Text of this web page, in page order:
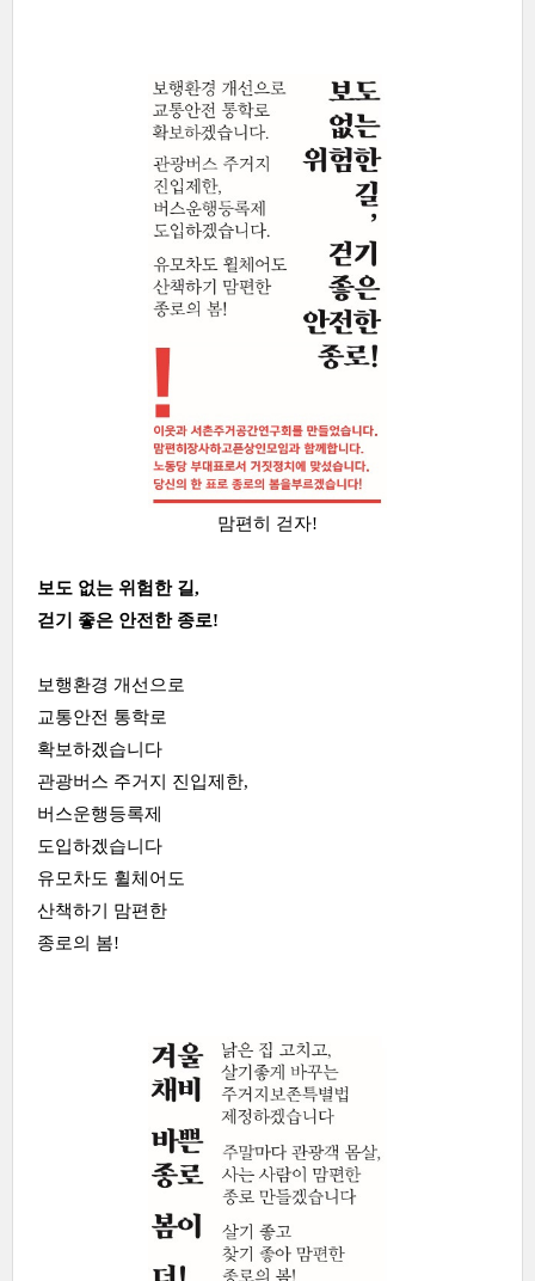
맘편히 걷자!
보도 없는 위험한 길,
걷기 좋은 안전한 종로!
보행환경 개선으로
교통안전 통학로
확보하겠습니다
관광버스 주거지 진입제한,
버스운행등록제
도입하겠습니다
유모차도 휠체어도
산책하기 맘편한
종로의 봄!